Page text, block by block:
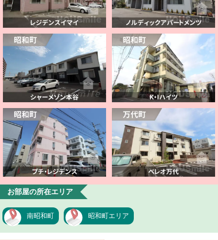
お部屋の所在エリア
南昭和町 昭和町エリア